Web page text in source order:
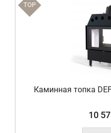
TOP
Каминная топка
10